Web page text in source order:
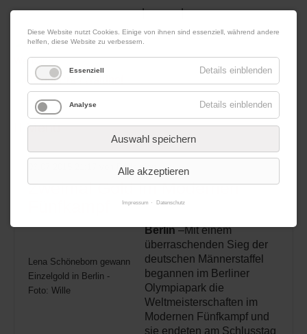
06. August 2026 Impressum|Kontakt|Datenschutz
Werbung
Menü
von Redaktion
Zweimal Gold im Modernen
Lena Schöneborn gewann
Einzelgold in Berlin -
Foto: Wille
Berlin–Mit einem
überraschenden Sieg der
deutschen Männerstaffel
begannen im Berliner
Olympiapark die
Weltmeisterschaften im
Modernen Fünfkampf und
sie endeten am Schlusstag
Diese Website nutzt Cookies. Einige von ihnen sind essenziell, während andere
helfen, diese Website zu verbessern.
Essenziell Details einblenden
Analyse Details einblenden
Auswahl speichern
Alle akzeptieren
Impressum Datenschutz